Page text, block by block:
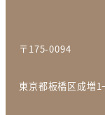
〒175-0094
東京都板橋区成増